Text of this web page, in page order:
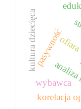
pasywność
wybawca
korelacja
kultura dziecięca